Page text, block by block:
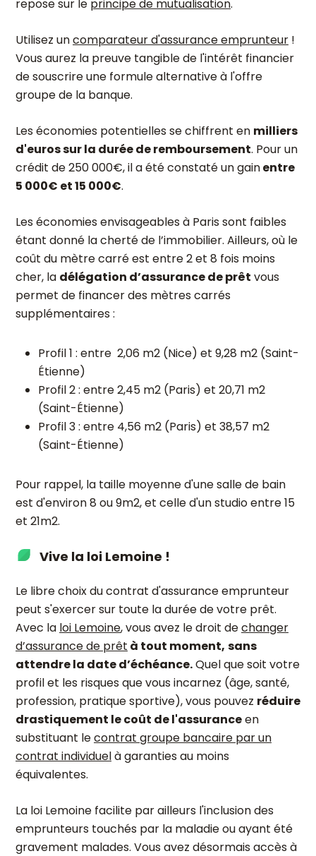
repose sur le principe de mutualisation.
Utilisez uncomparateur d'assurance emprunteur !
Vous aurez la preuve tangible de l'intérêt financier
de souscrire une formule alternative à l'offre
groupe de la banque.
Les économies potentielles se chiffrent en milliers
d'euros sur la durée de remboursement. Pour un
crédit de 250 000€, il a été constaté un gainentre
5 000€ et 15 000€.
Les économies envisageables à Paris sont faibles
étant donné la cherté de l’immobilier. Ailleurs, où le
coût du mètre carré est entre 2 et 8 fois moins
cher, la délégation d’assurance de prêt vous
permet de financer des mètres carrés
supplémentaires :
Profil 1 : entre 2,06 m2 (Nice) et 9,28 m2 (Saint-
Étienne)
Profil 2 : entre 2,45 m2 (Paris) et 20,71 m2
(Saint-Étienne)
Profil 3 : entre 4,56 m2 (Paris) et 38,57 m2
(Saint-Étienne)
Pour rappel, la taille moyenne d'une salle de bain
est d'environ 8 ou 9m2, et celle d'un studio entre 15
et 21m2.
Vive la loi Lemoine !
Le libre choix du contrat d'assurance emprunteur
peut s'exercer sur toute la durée de votre prêt.
Avec la loi Lemoine, vous avez le droit dechanger
d’assurance de prêt à tout moment, sans
attendre la date d’échéance.Quel que soit votre
profil et les risques que vous incarnez (âge, santé,
profession, pratique sportive), vous pouvez réduire
drastiquement le coût de l'assuranceen
substituant lecontrat groupe bancaire par un
contrat individuelà garanties au moins
équivalentes.
La loi Lemoine facilite par ailleurs l'inclusion des
emprunteurs touchés par la maladie ou ayant été
gravement malades. Vous avez désormais accès à